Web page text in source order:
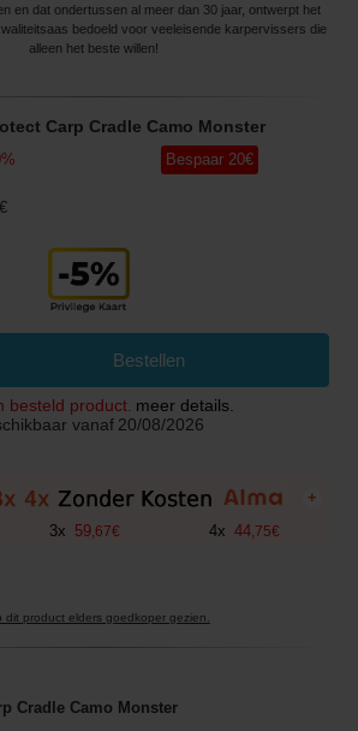
en dat ondertussen al meer dan 30 jaar, ontwerpt het
bedoeld voor veeleisende karpervissers die
alleen het beste willen!
Carp Cradle Camo Monster
% Bespaar 20€
Bestellen
besteld product. meer details.
vanaf 20/08/2026
+
3x 59, 67€ 4x 44 75€
dit product elders goedkoper gezien.
Cradle Camo Monster